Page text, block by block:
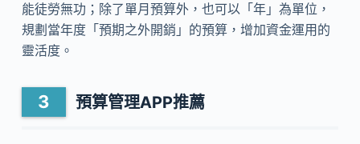
能徒勞無功；除了單月預算外，也可以「年」為單位，
規劃當年度「預期之外開銷」的預算，增加資金運用的
靈活度。
預算管理APP推薦